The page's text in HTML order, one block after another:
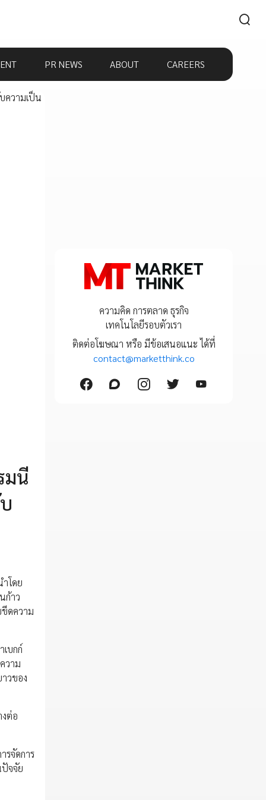
PR NEWS ABOUT CAREERS
มนี
โดย
ก้าว
ดความ
บกก์
วาม
วของ
ต่อ
รจัดการ
จจัย
ความคิด การตลาด ธุรกิจ
เทคโนโลยีรอบตัวเรา
ติดต่อโฆษณา หรือ มีข้อเสนอแนะ ได้ที่
contact@marketthink.co